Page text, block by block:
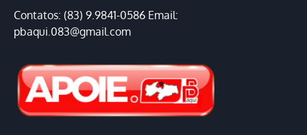
Contatos: (83) 9.9841-0586 Email:
pbaqui.083@gmail.com